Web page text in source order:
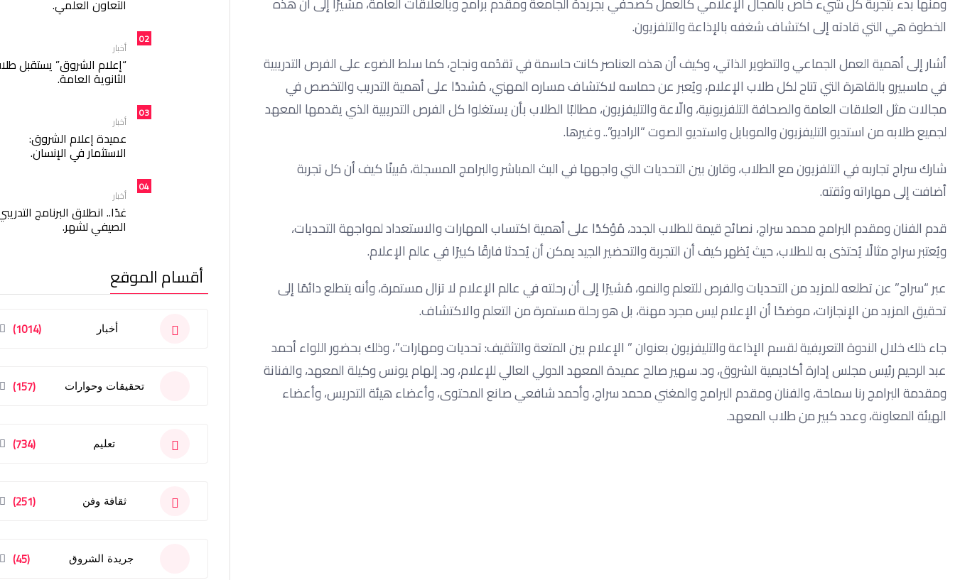
الخطوة هي التي قادته إلى اكتشاف شغفه بالإذاعة والتلفزيون.
أشار إلى أهمية العمل الجماعي والتطوير الذاتي، وكيف أن هذه العناصر كانت حاسمة في تقدُمه ونجاح، كما سلط الضوء على الفرص التدريبية
في ماسبيرو بالقاهرة التي تتاح لكل طلاب الإعلام، ويُعبر عن حماسه لاكتشاف مساره المهني، مُشددًا على أهمية التدريب والتخصص في
مجالات مثل العلاقات العامة والصحافة التلفزيونية، والّاعة والتليفزيون، مطالبًا الطلاب بأن يستغلوا كل الفرص التدريبية الذي يقدمها المعهد
لجميع طلابه من استديو التليفزيون والموبايل واستديو الصوت “الراديو”.. وغيرها.
شارك سراج تجاربه في التلفزيون مع الطلاب، وقارن بين التحديات التي واجهها في البث المباشر والبرامج المسجلة، مُبينًا كيف أن كل تجربة
أضافت إلى مهاراته وثقته.
قدم الفنان ومقدم البرامج محمد سراج، نصائح قيمة للطلاب الجدد، مُؤكدًا على أهمية اكتساب المهارات والاستعداد لمواجهة التحديات،
ويُعتبر سراج مثالًا يُحتذى به للطلاب، حيث يُظهر كيف أن التجربة والتحضير الجيد يمكن أن يُحدثا فارقًا كبيرًا في عالم الإعلام.
عبر “سراج” عن تطلعه للمزيد من التحديات والفرص للتعلم والنمو، مُشيرًا إلى أن رحلته في عالم الإعلام لا تزال مستمرة، وأنه يتطلع دائمًا إلى
تحقيق المزيد من الإنجازات، موضحًا أن الإعلام ليس مجرد مهنة، بل هو رحلة مستمرة من التعلم والاكتشاف.
جاء ذلك خلال الندوة التعريفية لقسم الإذاعة والتليفزيون بعنوان ” الإعلام بين المتعة والتثقيف: تحديات ومهارات”، وذلك بحضور اللواء أحمد
عبد الرحيم رئيس مجلس إدارة أكاديمية الشروق، ود. سهير صالح عميدة المعهد الدولي العالي للإعلام، ود. إلهام يونس وكيلة المعهد، والفنانة
ومقدمة البرامج رنا سماحة، والفنان ومقدم البرامج والمغني محمد سراج، وأحمد شافعي صانع المحتوى، وأعضاء هيئة التدريس، وأعضاء
الهيئة المعاونة، وعدد كبير من طلاب المعهد.
التعاون العلمي.
02
أخبار
“إعلام الشروق” يستقبل
الثانوية العامة.
03
أخبار
عميدة إعلام الشروق:
الاستثمار في الإنسان.
04
أخبار
غدًا.. انطلاق البرنامج
الصيفي لشهر.
أقسام الموقع
أخبار (1014)
تحقيقات وحوارات (157)
تعليم (734)
ثقافة وفن (251)
جريدة الشروق (45)